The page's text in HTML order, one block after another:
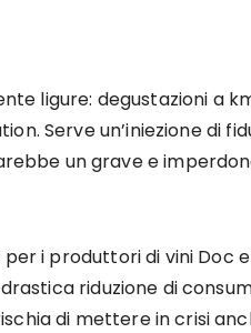
ligure: degustazioni a
Serve un’iniezione di
un grave e
per i produttori di vini Doc
drastica riduzione di
di mettere in crisi